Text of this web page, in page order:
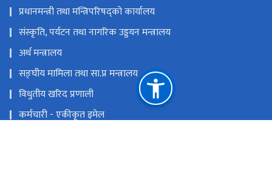
प्रधानमन्त्री तथा मन्त्रिपरिषद्को कार्यालय
संस्कृति, पर्यटन तथा नागरिक उड्डयन मन्त्रालय
अर्थ मन्त्रालय
सङ्‍घीय मामिला तथा सा.प्र मन्त्रालय
विधुतीय खरिद प्रणाली
कर्मचारी - एकीकृत इमेल